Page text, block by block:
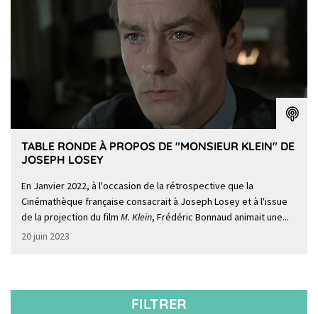
TABLE RONDE À PROPOS DE "MONSIEUR KLEIN" DE
JOSEPH LOSEY
En Janvier 2022, à l'occasion de la rétrospective que la
Cinémathèque française consacrait à Joseph Losey et à l'issue
de la projection du film M. Klein, Frédéric Bonnaud animait une...
20 juin 2023
FILTRER